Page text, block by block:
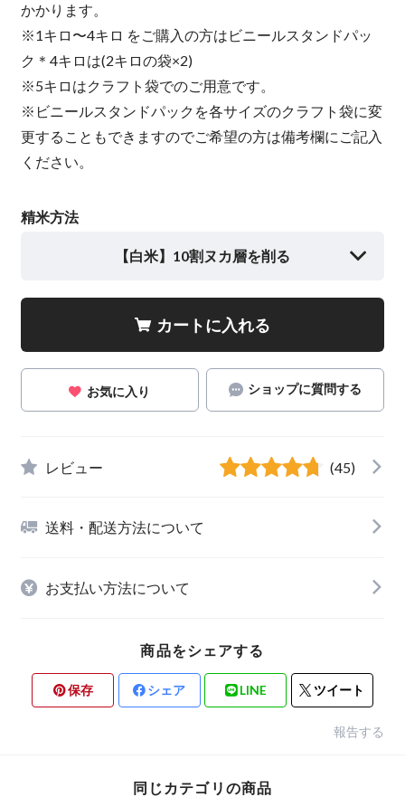
かかります。
※1キロ〜4キロ をご購入の方はビニールスタンドパッ
ク＊4キロは(2キロの袋×2)
※5キロはクラフト袋でのご用意です。
※ビニールスタンドパックを各サイズのクラフト袋に変
更することもできますのでご希望の方は備考欄にご記入
ください。
精米方法
【白米】10割ヌカ層を削る
カートに入れる
お気に入り ショップに質問する
レビュー (45)
送料・配送方法について
お支払い方法について
商品をシェアする
保存 シェア LINE ツイート
報告する
同じカテゴリの商品